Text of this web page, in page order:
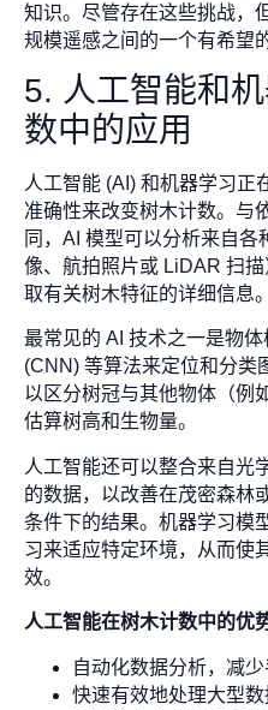
知识。尽管存在这些挑战，
规模遥感之间的一个有希望
5. 人工智能和
数中的应用
人工智能 (AI) 和机器学习正
准确性来改变树木计数。与
同，AI 模型可以分析来自各
像、航拍照片或 LiDAR 扫
取有关树木特征的详细信息。
最常见的 AI 技术之一是物
(CNN) 等算法来定位和分类
以区分树冠与其他物体（例
估算树高和生物量。
人工智能还可以整合来自光
的数据，以改善在茂密森林
条件下的结果。机器学习模
习来适应特定环境，从而使
效。
人工智能在树木计数中的优势
自动化数据分析，减少
快速有效地处理大型数